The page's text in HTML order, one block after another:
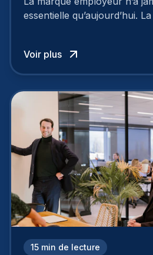
essentielle qu’aujourd’hui.
à perdre les meilleurs profils.
Voir plus
15 min de lecture